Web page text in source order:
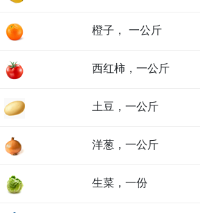
橙子， 一公斤
西红柿，一公斤
土豆，一公斤
洋葱，一公斤
生菜，一份